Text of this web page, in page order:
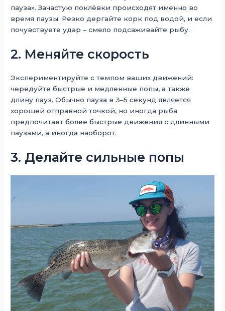
пауза». Зачастую поклёвки происходят именно во
время паузы. Резко дергайте корк под водой, и если
почувствуете удар – смело подсаживайте рыбу.
2. Меняйте скорость
Экспериментируйте с темпом ваших движений:
чередуйте быстрые и медленные попы, а также
длину пауз. Обычно пауза в 3–5 секунд является
хорошей отправной точкой, но иногда рыба
предпочитает более быстрые движения с длинными
паузами, а иногда наоборот.
3. Делайте сильные попы